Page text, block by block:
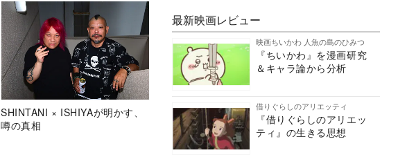
SHINTANI × ISHIYAが明かす、
噂の真相
最新映画レビュー
映画ちいかわ 人魚の島のひみつ
『ちいかわ』を漫画研究
＆キャラ論から分析
借りぐらしのアリエッティ
『借りぐらしのアリエッ
ティ』の生きる思想